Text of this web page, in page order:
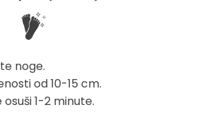
noge.
od 10-15 cm.
1-2 minute.